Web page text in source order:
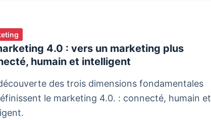
4.0 : vers un marketing plus
humain et intelligent
des trois dimensions fondamentales
le marketing 4.0. : connecté, humain et